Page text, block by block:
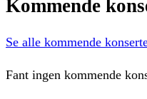
Kommende
Se alle kommende
Fant ingen kommende